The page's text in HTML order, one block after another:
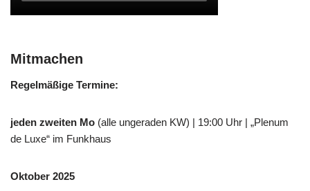
Mitmachen
Regelmäßige Termine:
jeden zweiten Mo (alle ungeraden KW) | 19:00 Uhr | „Plenum
de Luxe“ im Funkhaus
Oktober 2025